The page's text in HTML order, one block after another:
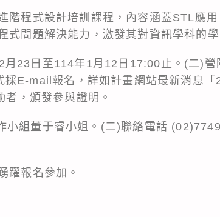
階程式設計培訓課程，內容涵蓋STL應
式問題解決能力，激發其對資訊學科的
23日至114年1月12日17:00止。(二)營
E-mail報名，詳如計畫網站最新消息
，頒發參與證明。
小組董于睿小姐。(二)聯絡電話
躍報名參加。